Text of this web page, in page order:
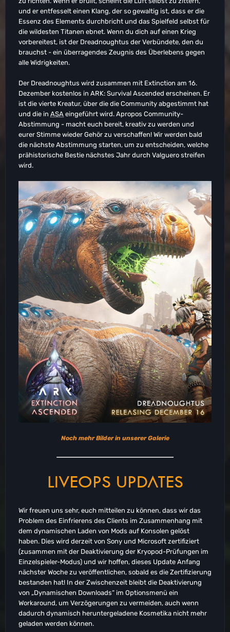
und er entfesselt einen Klang, der so gewaltig ist, dass er die
Essenz des Elements durchbricht und das Spielfeld selbst für
die wildesten Titanen ebnet. Wenn du dich auf einen Krieg
vorbereitest, ist der Dreadnoughtus der Verbündete, den du
brauchst - ein überragendes Zeugnis des Überlebens gegen
alle Widrigkeiten.
Der Dreadnoughtus wird zusammen mit Extinction am 16.
Dezember kostenlos in ARK: Survival Ascended erscheinen. Er
ist die vierte Kreatur, über die die Community abgestimmt hat
und die in ASA eingeführt wird. Apropos Community-
Abstimmung - macht euch bereit, kreativ zu werden und
eurer Stimme wieder Gehör zu verschaffen! Wir werden bald
die nächste Abstimmung starten, um zu entscheiden, welche
prähistorische Bestie nächstes Jahr durch Valguero streifen
wird.
Noch mehr Bilder in unserer Galerie
LIVEOPS UPDATES
Wir freuen uns sehr, euch mitteilen zu können, dass wir das
Problem des Einfrierens des Clients im Zusammenhang mit
dem dynamischen Laden von Mods auf Konsolen gelöst
haben. Dies wird derzeit von Sony und Microsoft zertifiziert
(zusammen mit der Deaktivierung der Kryopod-Prüfungen im
Einzelspieler-Modus) und wir hoffen, dieses Update Anfang
nächster Woche zu veröffentlichen, sobald es die Zertifizierung
bestanden hat! In der Zwischenzeit bleibt die Deaktivierung
von „Dynamischen Downloads“ im Optionsmenü ein
Workaround, um Verzögerungen zu vermeiden, auch wenn
dadurch dynamisch heruntergeladene Kosmetika nicht mehr
geladen werden können.